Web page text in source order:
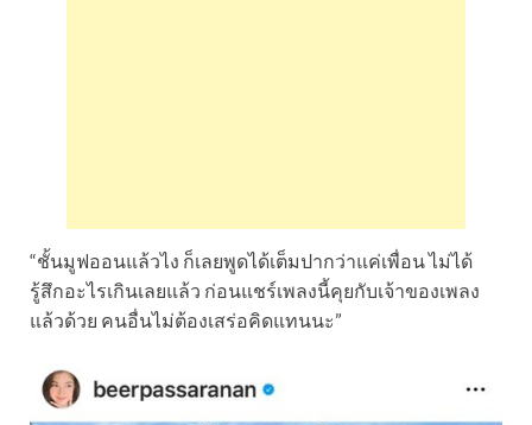
“ชั้นมูฟออนแล้วไง ก็เลยพูดได้เต็มปากว่าแค่เพื่อน ไม่ได้
รู้สึกอะไรเกินเลยแล้ว ก่อนแชร์เพลงนี้คุยกับเจ้าของเพลง
แล้วด้วย คนอื่นไม่ต้องเสร่อคิดแทนนะ”